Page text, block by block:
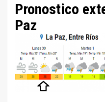
Pronostico
Paz